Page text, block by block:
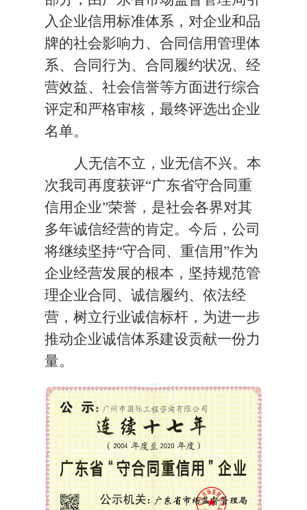
入企业信用标准体系，对企业和品
牌的社会影响力、合同信用管理体
系、合同行为、合同履约状况、经
营效益、社会信誉等方面进行综合
评定和严格审核，最终评选出企业
名单。
人无信不立，业无信不兴。本
次我司 再度获评“广东省守合同重
信用企业”荣誉，是社会各界对其
多年诚信经营的肯定。 今后，公司
将继续坚持“守合同、重信用”作为
企业经营发展的根本，坚持规范管
理企业合同、诚信履约、依法经
营，树立行业诚信标杆，为进一步
推动企业诚信体系建设贡献一份力
量。